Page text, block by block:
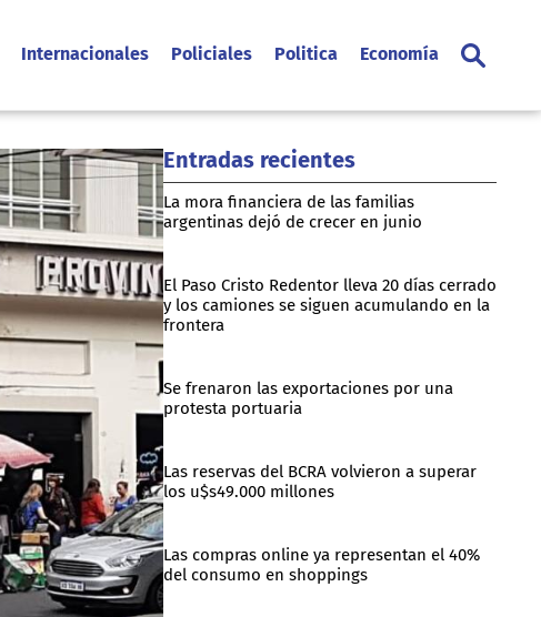
Internacionales Policiales Politica Economía
Entradas recientes
La mora financiera de las familias
argentinas dejó de crecer en junio
El Paso Cristo Redentor lleva 20 días cerrado
y los camiones se siguen acumulando en la
frontera
Se frenaron las exportaciones por una
protesta portuaria
Las reservas del BCRA volvieron a superar
los u$s49.000 millones
Las compras online ya representan el 40%
del consumo en shoppings